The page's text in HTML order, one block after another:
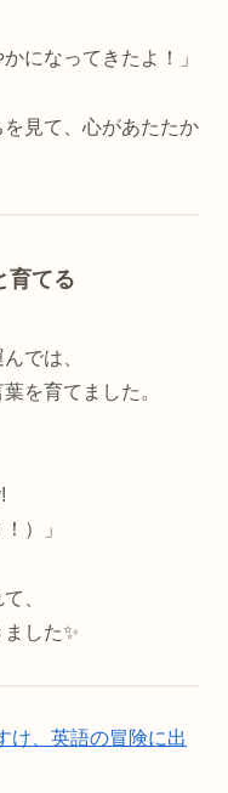
になってきたよ！」
見て、心があたたか
育てる
では、
を育てました。
）」
、
した✨
け、英語の冒険に出